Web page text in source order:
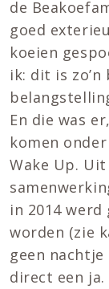
de
goed
koeien
ik: dit is
En die was
komen
Wake Up.
in 2014
worden (zie
geen
direct een